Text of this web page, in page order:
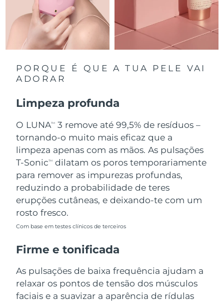
PORQUE É QUE A TUA PELE VAI
ADORAR
Limpeza profunda
O LUNATM
3 remove até 99,5% de resíduos –
tornando-o muito mais eficaz que a
limpeza apenas com as mãos. As pulsações
T-SonicTM
dilatam os poros temporariamente
para remover as impurezas profundas,
reduzindo a probabilidade de teres
erupções cutâneas, e deixando-te com um
rosto fresco.
Com base em testes clínicos de terceiros
Firme e tonificada
As pulsações de baixa frequência ajudam a
relaxar os pontos de tensão dos músculos
faciais e a suavizar a aparência de rídulas
Singapura Entrega prevista10.08.2026
Eslováquia Entrega prevista 08.08.2026
Eslovênia Entrega prevista 08.08.2026
Coreia do Sul
Espanha Entrega prevista08.08.2026
Suécia Entrega prevista08.08.2026
Suíça Entrega prevista
Taiwan
Tailândia Entrega prevista
Turquia Entrega prevista
Emirados Árabes
Unidos
Entrega prevista09.08.2026